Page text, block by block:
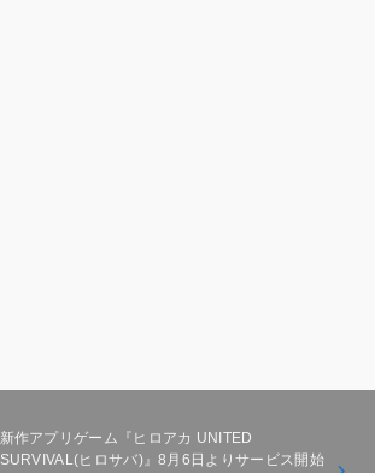
新作アプリゲーム『ヒロアカ UNITED
SURVIVAL(ヒロサバ)』8月6日よりサービス開始